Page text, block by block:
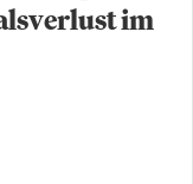
im